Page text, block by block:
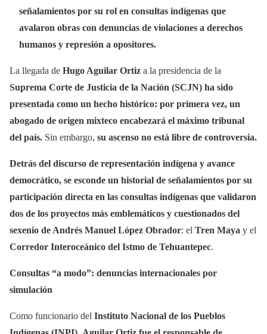
señalamientos por su rol en consultas indígenas que
avalaron obras con denuncias de violaciones a derechos
humanos y represión a opositores.
La llegada de Hugo Aguilar Ortiz a la presidencia de la
Suprema Corte de Justicia de la Nación (SCJN) ha sido
presentada como un hecho histórico: por primera vez, un
abogado de origen mixteco encabezará el máximo tribunal
del país. Sin embargo, su ascenso no está libre de controversia.
Detrás del discurso de representación indígena y avance
democrático, se esconde un historial de señalamientos por su
participación directa en las consultas indígenas que validaron
dos de los proyectos más emblemáticos y cuestionados del
sexenio de Andrés Manuel López Obrador: el Tren Maya y el
Corredor Interoceánico del Istmo de Tehuantepec.
Consultas “a modo”: denuncias internacionales por
simulación
Como funcionario del Instituto Nacional de los Pueblos